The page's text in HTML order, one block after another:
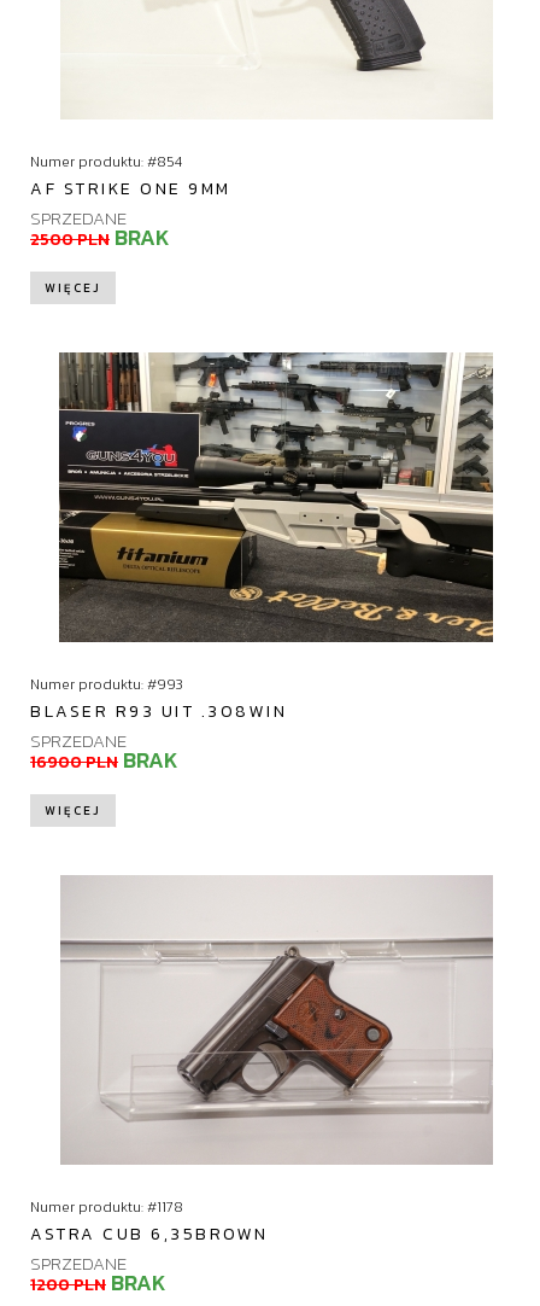
Numer produktu: #854
AF STRIKE ONE 9MM
SPRZEDANE
2500 PLN BRAK
WIĘCEJ
Numer produktu: #993
BLASER R93 UIT .308WIN
SPRZEDANE
16900 PLN BRAK
WIĘCEJ
Numer produktu: #1178
ASTRA CUB 6,35BROWN
SPRZEDANE
1200 PLN BRAK